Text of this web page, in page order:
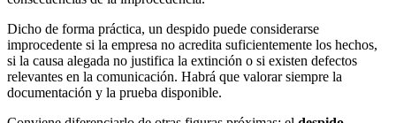
Dicho de forma práctica, un despido puede considerarse
improcedente si la empresa no acredita suficientemente los hechos,
si la causa alegada no justifica la extinción o si existen defectos
relevantes en la comunicación. Habrá que valorar siempre la
documentación y la prueba disponible.